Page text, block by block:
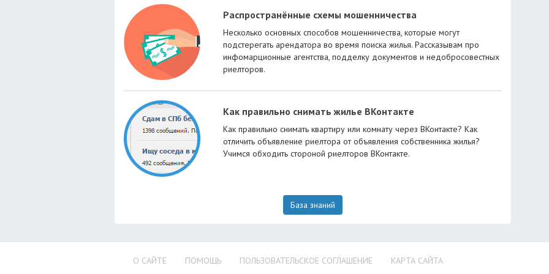
Распространённые схемы мошенничества
Несколько основных способов мошенничества, которые могут
подстерегать арендатора во время поиска жилья. Рассказывам про
инфомарционные агентства, подделку документов и недобросовестных
риелторов.
Как правильно снимать жилье ВКонтакте
Как правильно снимать квартиру или комнату через ВКонтакте? Как
отличить объявление риелтора от объявления собственника жилья?
Учимся обходить стороной риелторов ВКонтакте.
База знаний
О САЙТЕ ПОМОЩЬ ПОЛЬЗОВАТЕЛЬСКОЕ СОГЛАШЕНИЕ КАРТА САЙТА